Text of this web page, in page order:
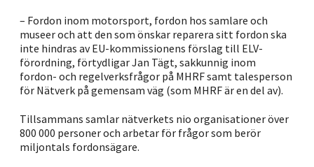
– Fordon inom motorsport, fordon hos samlare och
museer och att den som önskar reparera sitt fordon ska
inte hindras av EU-kommissionens förslag till ELV-
förordning, förtydligar Jan Tägt, sakkunnig inom
fordon- och regelverksfrågor på MHRF samt talesperson
för Nätverk på gemensam väg (som MHRF är en del av).
Tillsammans samlar nätverkets nio organisationer över
800 000 personeroch arbetar för frågor som berör
miljontals fordonsägare.